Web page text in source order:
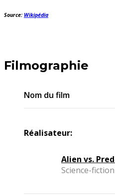
Source: Wikipédia
Filmographie
Nom du film
Réalisateur:
Alien vs.
Science-fiction